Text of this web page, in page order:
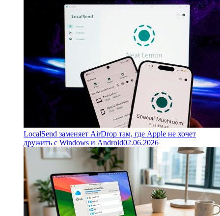
LocalSend заменяет AirDrop там, где Apple не хочет
дружить с Windows и Android02.06.2026